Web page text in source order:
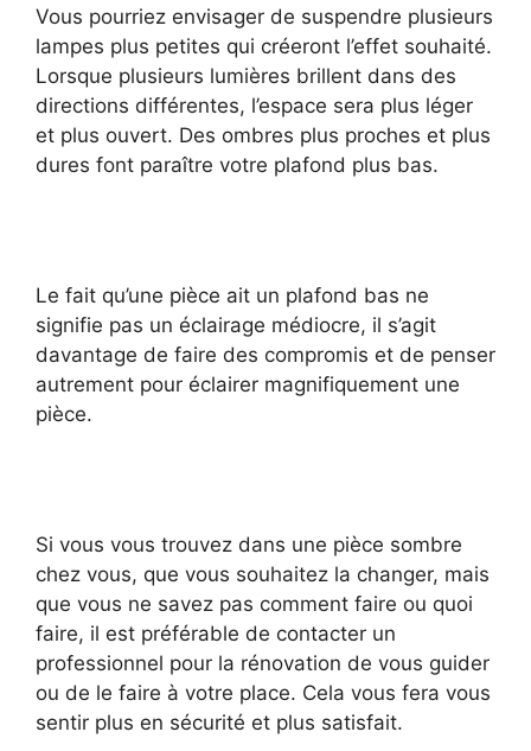
Vous pourriez envisager de suspendre plusieurs
lampes plus petites qui créeront l’effet souhaité.
Lorsque plusieurs lumières brillent dans des
directions différentes, l’espace sera plus léger
et plus ouvert. Des ombres plus proches et plus
dures font paraître votre plafond plus bas.
Le fait qu’une pièce ait un plafond bas ne
signifie pas un éclairage médiocre, il s’agit
davantage de faire des compromis et de penser
autrement pour éclairer magnifiquement une
pièce.
Si vous vous trouvez dans une pièce sombre
chez vous, que vous souhaitez la changer, mais
que vous ne savez pas comment faire ou quoi
faire, il est préférable de contacter un
professionnel pour la rénovation de vous guider
ou de le faire à votre place. Cela vous fera vous
sentir plus en sécurité et plus satisfait.